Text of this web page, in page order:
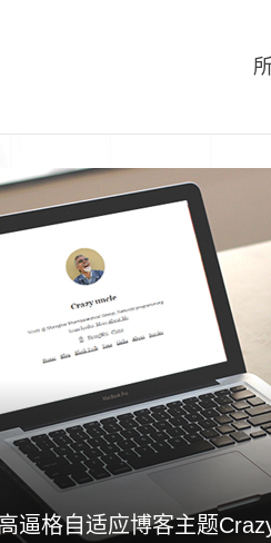
逼格自适应博客主题